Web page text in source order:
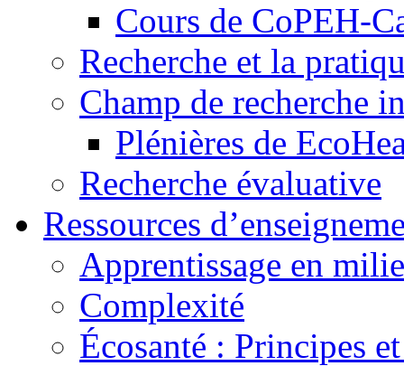
Cours de CoPEH-
Recherche et la
Champ de recherche
Plénières de
Recherche évaluative
Ressources
Apprentissage en
Complexité
Écosanté : Principes